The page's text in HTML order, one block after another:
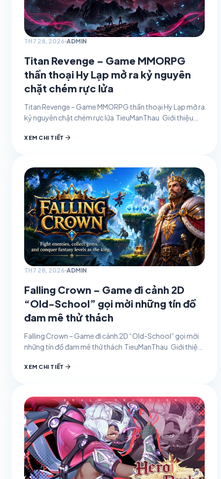
TH7 28, 2026 ADMIN
Titan Revenge – Game MMORPG
thần thoại Hy Lạp mở ra kỷ nguyên
chặt chém rực lửa
Titan Revenge – Game MMORPG thần thoại Hy Lạp mở ra
kỷ nguyên chặt chém rực lửa TieuManThau Giới thiệu
XEM CHI TIẾT arrow_forward
TH7 28, 2026 ADMIN
Falling Crown – Game đi cảnh 2D
“Old-School” gọi mời những tín đồ
đam mê thử thách
Falling Crown – Game đi cảnh 2D “Old-School” gọi mời
những tín đồ đam mê thử thách TieuManThau Giới thiệu
XEM CHI TIẾT arrow_forward